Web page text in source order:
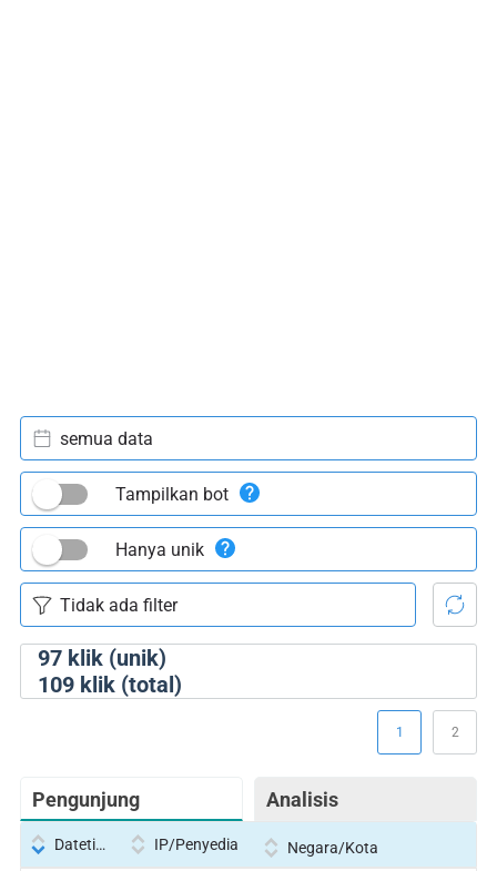
97klik (unik)
109klik (total)
semua data
Tampilkan bot
Hanya unik
Pengunjung Analisis
1 2
Datetime IP/Penyedia Negara/Kota